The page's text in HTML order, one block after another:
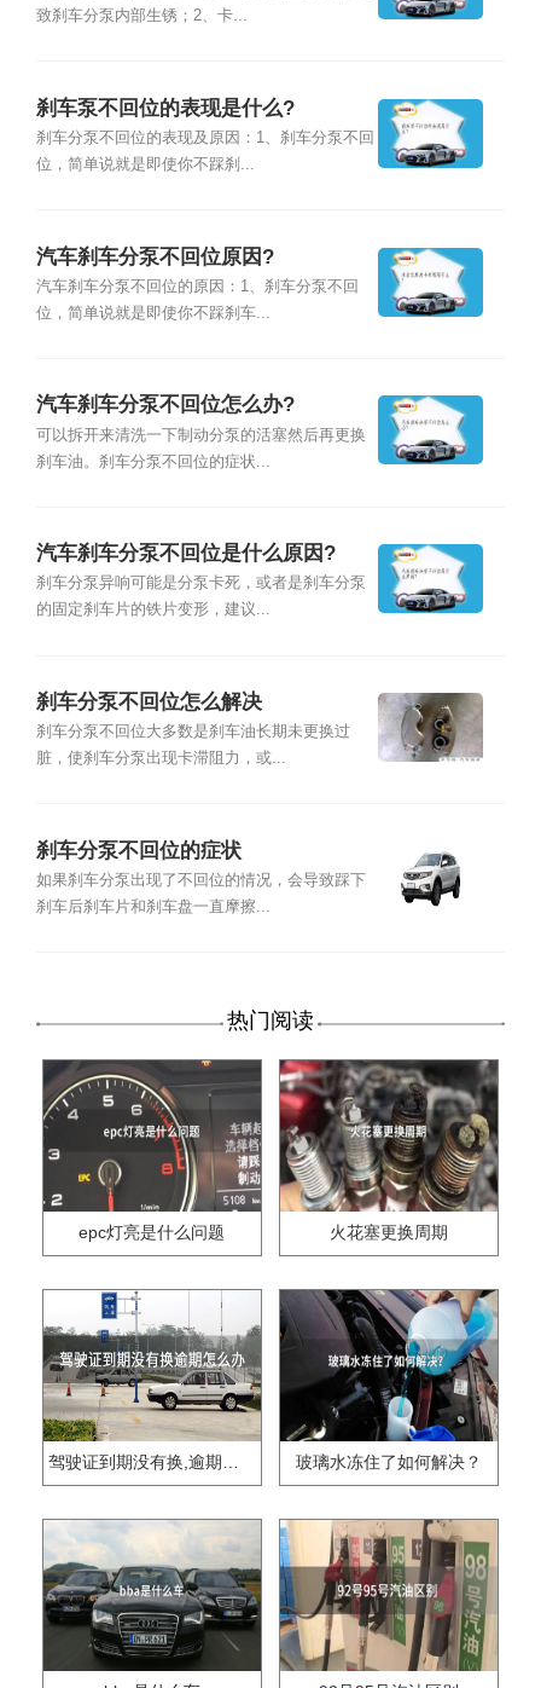
致刹车分泵内部生锈；2、卡...
刹车泵不回位的表现是什么?
刹车分泵不回位的表现及原因：1、刹车分泵不回
位，简单说就是即使你不踩刹...
汽车刹车分泵不回位原因?
汽车刹车分泵不回位的原因：1、刹车分泵不回
位，简单说就是即使你不踩刹车...
汽车刹车分泵不回位怎么办?
可以拆开来清洗一下制动分泵的活塞然后再更换
刹车油。刹车分泵不回位的症状...
汽车刹车分泵不回位是什么原因?
刹车分泵异响可能是分泵卡死，或者是刹车分泵
的固定刹车片的铁片变形，建议...
刹车分泵不回位怎么解决
刹车分泵不回位大多数是刹车油长期未更换过
脏，使刹车分泵出现卡滞阻力，或...
刹车分泵不回位的症状
如果刹车分泵出现了不回位的情况，会导致踩下
刹车后刹车片和刹车盘一直摩擦...
热门阅读
epc灯亮是什么问题 火花塞更换周期
驾驶证到期没有换,逾期怎么办?? 玻璃水冻住了如何解决？